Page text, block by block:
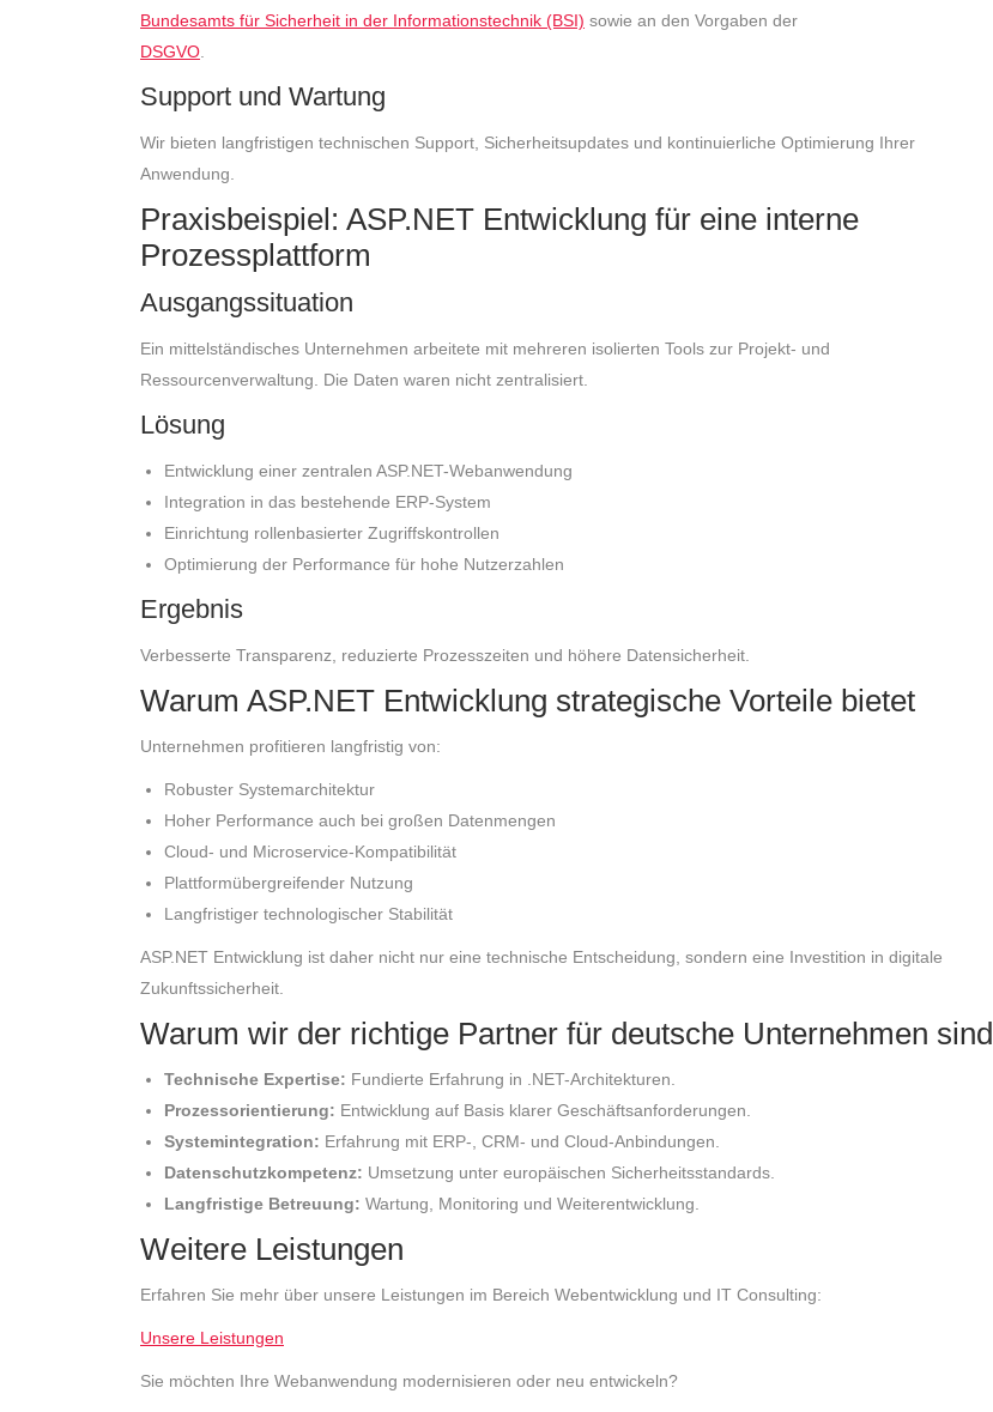
Bundesamts für Sicherheit in der Informationstechnik (BSI) sowie an den Vorgaben der
DSGVO
Support und Wartung
Wir bieten langfristigen technischen Support, Sicherheitsupdates und kontinuierliche Optimierung Ihrer
Anwendung.
Praxisbeispiel: ASP.NET Entwicklung für eine interne
Prozessplattform
Ausgangssituation
Ein mittelständisches Unternehmen arbeitete mit mehreren isolierten Tools zur Projekt- und
Ressourcenverwaltung. Die Daten waren nicht zentralisiert.
Lösung
Entwicklung einer zentralen ASP.NET-Webanwendung
Integration in das bestehende ERP-System
Einrichtung rollenbasierter Zugriffskontrollen
Optimierung der Performance für hohe Nutzerzahlen
Ergebnis
Verbesserte Transparenz, reduzierte Prozesszeiten und höhere Datensicherheit.
Warum ASP.NET Entwicklung strategische Vorteile bietet
Unternehmen profitieren langfristig von:
Robuster Systemarchitektur
Hoher Performance auch bei großen Datenmengen
Cloud- und Microservice-Kompatibilität
Plattformübergreifender Nutzung
Langfristiger technologischer Stabilität
ASP.NET Entwicklung ist daher nicht nur eine technische Entscheidung, sondern eine Investition in digitale
Zukunftssicherheit.
Warum wir der richtige Partner für deutsche Unternehmen sind
Technische Expertise: Fundierte Erfahrung in .NET-Architekturen.
Prozessorientierung: Entwicklung auf Basis klarer Geschäftsanforderungen.
Systemintegration: Erfahrung mit ERP-, CRM- und Cloud-Anbindungen.
Datenschutzkompetenz: Umsetzung unter europäischen Sicherheitsstandards.
Langfristige Betreuung: Wartung, Monitoring und Weiterentwicklung.
Weitere Leistungen
Erfahren Sie mehr über unsere Leistungen im Bereich Webentwicklung und IT Consulting:
Unsere Leistungen
Sie möchten Ihre Webanwendung modernisieren oder neu entwickeln?